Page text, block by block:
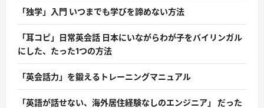
「独学」入門 いつまでも学びを諦めない方法
「耳コピ」日常英会話 日本にいながらわが子をバイリンガル
にした、たった1つの方法
「英会話力」を鍛えるトレーニングマニュアル
「英語が話せない、海外居住経験なしのエンジニア」 だった